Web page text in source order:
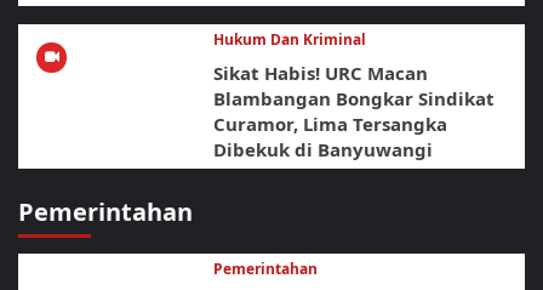
Hukum Dan Kriminal
Sikat Habis! URC Macan
Blambangan Bongkar Sindikat
Curamor, Lima Tersangka
Dibekuk di Banyuwangi
Pemerintahan
Pemerintahan